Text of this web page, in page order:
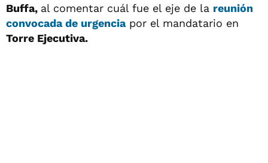
Buffa, al comentar cuál fue el eje de la reunión
convocada de urgenciapor el mandatario en
Torre Ejecutiva.